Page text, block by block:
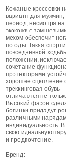
Кожаные кроссовки
вариант для мужчин,
период, несмотря на
экокожи с
мехом обеспечит
погоды. Такая
повседневной
положении,
сочетание
протекторами
хорошее сцепление
треккинговая обувь
отличаются не
Высокий фасон
ботинки придадут
различными
индивидуальность.
свою идеальную
и предпочтение.
Бренд: